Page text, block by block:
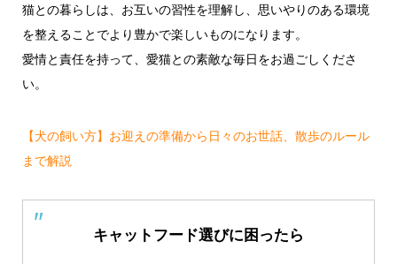
猫との暮らしは、お互いの習性を理解し、思いやりのある環境
を整えることでより豊かで楽しいものになります。
愛情と責任を持って、愛猫との素敵な毎日をお過ごしくださ
い。
【犬の飼い方】お迎えの準備から日々のお世話、散歩のルール
まで解説
キャットフード選びに困ったら